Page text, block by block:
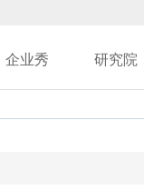
企业秀 研究院